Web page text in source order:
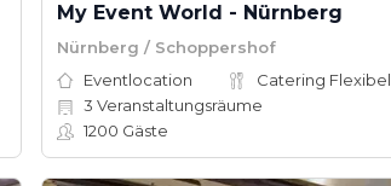
My Event World - Nürnberg
Nürnberg / Schoppershof
Eventlocation
Catering Flexibel
3 Veranstaltungsräume
1200 Gäste